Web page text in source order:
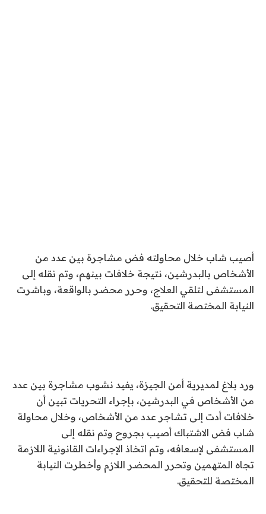
أصيب شاب خلال محاولته فض مشاجرة بين عدد من
الأشخاص بالبدرشين، نتيجة خلافات بينهم، وتم نقله إلى
المستشفى لتلقي العلاج، وحرر محضر بالواقعة، وباشرت
النيابة المختصة التحقيق.
ورد بلاغ لمديرية أمن الجيزة، يفيد نشوب مشاجرة بين عدد
من الأشخاص في البدرشين، بإجراء التحريات تبين أن
خلافات أدت إلى تشاجر عدد من الأشخاص، وخلال محاولة
شاب فض الاشتباك أصيب بجروح وتم نقله إلى
المستشفى لإسعافه، وتم اتخاذ الإجراءات القانونية اللازمة
تجاه المتهمين وتحرر المحضر اللازم وأخطرت النيابة
المختصة للتحقيق.